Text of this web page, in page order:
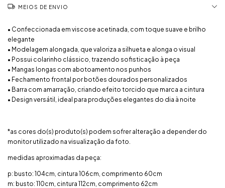
MEIOS DE ENVIO
• Confeccionada em viscose acetinada, com toque suave e brilho
elegante
• Modelagem alongada, que valoriza a silhueta e alonga o visual
• Possui colarinho clássico, trazendo sofisticação à peça
• Mangas longas com abotoamento nos punhos
• Fechamento frontal por botões dourados personalizados
• Barra com amarração, criando efeito torcido que marca a cintura
• Design versátil, ideal para produções elegantes do dia à noite
*as cores do(s) produto(s) podem sofrer alteração a depender do
monitor utilizado na visualização da foto.
medidas aproximadas da peça:
p: busto: 104cm, cintura 106cm, comprimento 60cm
m: busto: 110cm, cintura 112cm, comprimento 62cm